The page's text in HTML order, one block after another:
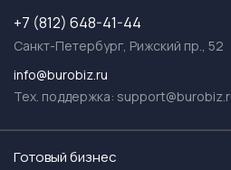
+7 (812) 648-41-44
Санкт-Петербург, Рижский пр., 52
info@burobiz.ru
Тех. поддержка:
Готовый бизнес